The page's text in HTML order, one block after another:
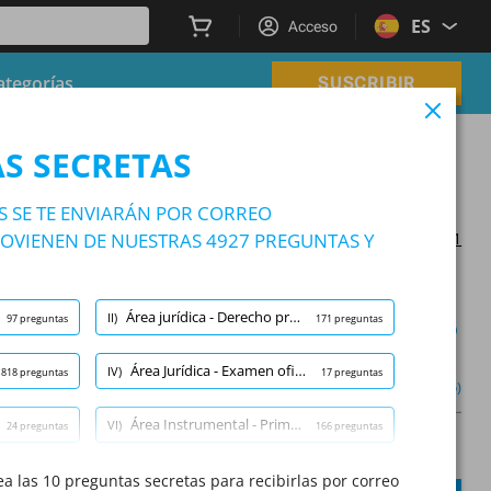
Acceso ES
SUSCRIBIR
Actualizado en 2025/12/21
Modo de aprendizaje
- Derecho procesal penal
(1/171) Otro (5)
SECRETAS
SE TE ENVIARÁN POR CORREO
DE NUESTRAS 4927 PREGUNTAS Y
97 preguntas II) Área jurídica - Derecho procesal penal 171 preguntas
preguntas IV) Área Jurídica - Examen oficial la unión europea 17 preguntas
24 preguntas VI) Área Instrumental - Primeros auxilios y defensa personal 166 preguntas
398 preguntas VIII) Área Instrumental - Medios de detención 20 preguntas
las 10 preguntas secretas para recibirlas por correo